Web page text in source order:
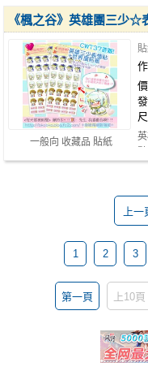
一般向 收藏品 貼紙
《楓之谷》英雄團三少
上一
1 2 3
第一頁 上10頁